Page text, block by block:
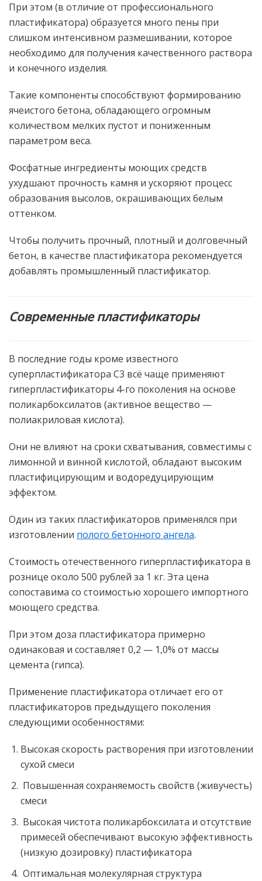
При этом (в отличие от профессионального
пластификатора) образуется много пены при
слишком интенсивном размешивании, которое
необходимо для получения качественного раствора
и конечного изделия.
Такие компоненты способствуют формированию
ячеистого бетона, обладающего огромным
количеством мелких пустот и пониженным
параметром веса.
Фосфатные ингредиенты моющих средств
ухудшают прочность камня и ускоряют процесс
образования высолов, окрашивающих белым
оттенком.
Чтобы получить прочный, плотный и долговечный
бетон, в качестве пластификатора рекомендуется
добавлять промышленный пластификатор.
Современные пластификаторы
В последние годы кроме известного
суперпластификатора С3 всё чаще применяют
гиперпластификаторы 4-го поколения на основе
поликарбоксилатов (активное вещество —
полиакриловая кислота).
Они не влияют на сроки схватывания, совместимы с
лимонной и винной кислотой, обладают высоким
пластифицирующим и водоредуцирующим
эффектом.
Один из таких пластификаторов применялся при
изготовлении полого бетонного ангела.
Стоимость отечественного гиперпластификатора в
рознице около 500 рублей за 1 кг. Эта цена
сопоставима со стоимостью хорошего импортного
моющего средства.
При этом доза пластификатора примерно
одинаковая и составляет 0,2 — 1,0% от массы
цемента (гипса).
Применение пластификатора отличает его от
пластификаторов предыдущего поколения
следующими особенностями:
Высокая скорость растворения при изготовлении
сухой смеси
Повышенная сохраняемость свойств (живучесть)
смеси
Высокая чистота поликарбоксилата и отсутствие
примесей обеспечивают высокую эффективность
(низкую дозировку) пластификатора
Оптимальная молекулярная структура